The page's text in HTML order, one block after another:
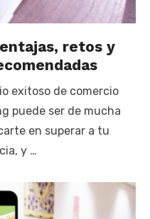
retos y
exitoso de comercio
puede ser de mucha
en superar a tu
y …